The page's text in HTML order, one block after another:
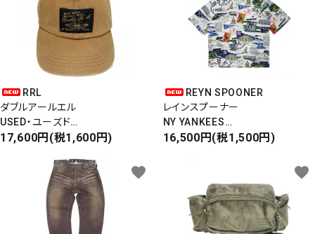
RRL
ダブルアールエル
USED・ユーズド
6PANEL CAP
17,600円(税1,600円)
REYN SPOONER
レインスプーナー
NY YANKEES
ニューヨークヤンキース
16,500円(税1,500円)
favorite favorite